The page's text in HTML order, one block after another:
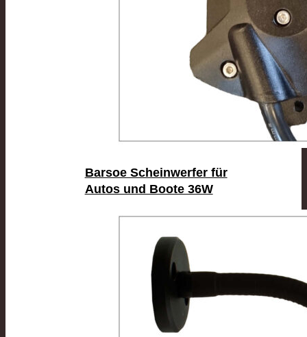
Barsoe Scheinwerfer für
Autos und Boote 36W